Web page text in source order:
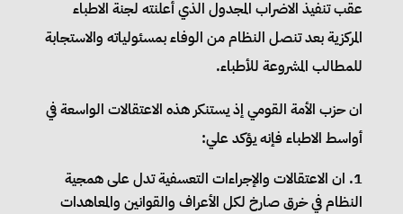
عقب تنفيذ الاضراب المجدول الذي أعلنته لجنة الاطباء
المركزية بعد تنصل النظام من الوفاء بمسئولياته والاستجابة
للمطالب المشروعة للأطباء.
ان حزب الأمة القومي إذ يستنكر هذه الاعتقالات الواسعة في
أواسط الاطباء فإنه يؤكد علي:
ان الاعتقالات والإجراءات التعسفية تدل على همجية
النظام في خرق صارخ لكل الأعراف والقوانين والمعاهدات